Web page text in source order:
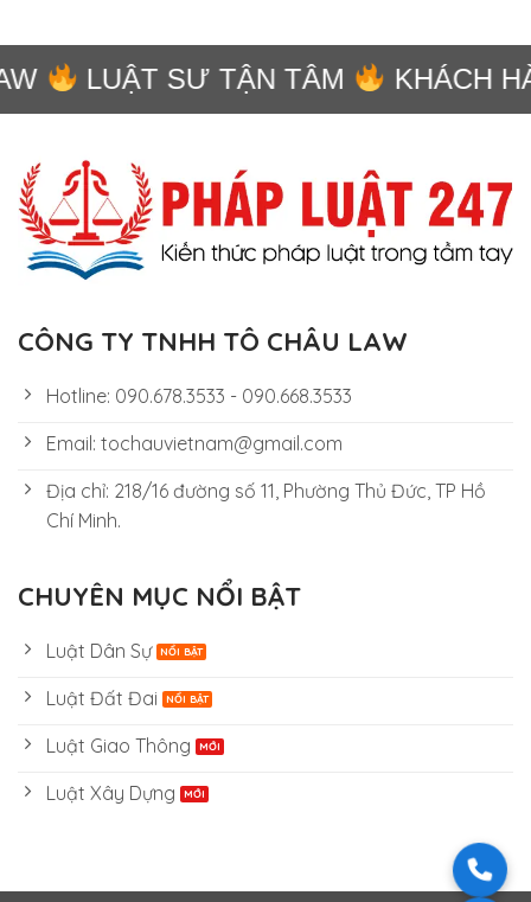
LUẬT SƯ TẬN TÂM KHÁCH
CÔNG TY TNHH TÔ CHÂU LAW
Hotline: 090.678.3533 - 090.668.3533
Email: tochauvietnam@gmail.com
Địa chỉ: 218/16 đường số 11, Phường Thủ Đức, TP Hồ
Chí Minh.
CHUYÊN MỤC NỔI BẬT
Luật Dân Sự
Luật Đất Đai
Luật Giao Thông
Luật Xây Dựng